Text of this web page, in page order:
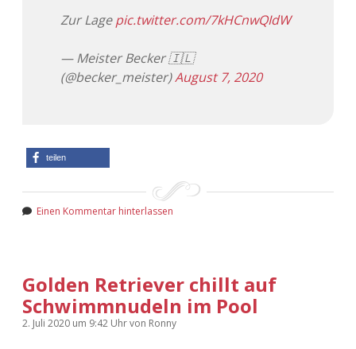
Zur Lagepic.twitter.com/7kHCnwQIdW
— Meister Becker 🇮🇱
(@becker_meister)August 7, 2020
teilen
Einen Kommentar hinterlassen
Golden Retriever chillt auf
Schwimmnudeln im Pool
2. Juli 2020 um 9:42 Uhrvon Ronny